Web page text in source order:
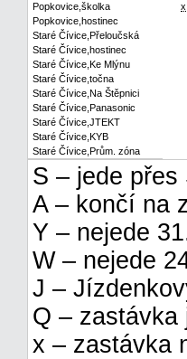
Popkovice,školka
x
Popkovice,hostinec
Staré Čívice,Přeloučská
Staré Čívice,hostinec
Staré Čívice,Ke Mlýnu
Staré Čívice,točna
Staré Čívice,Na Štěpnici
Staré Čívice,Panasonic
Staré Čívice,JTEKT
Staré Čívice,KYB
Staré Čívice,Prům. zóna
S – jede
A – končí na
Y – nejede
W – nejede
J –
Q – zastávka
x – zastávka